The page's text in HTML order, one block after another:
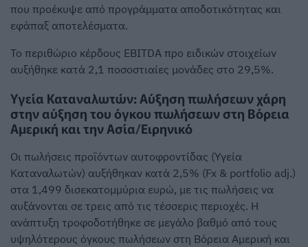
που προέκυψε από προγράμματα αποδοτικότητας και
εφάπαξ αποτελέσματα.
Το περιθώριο κέρδους EBITDA προ ειδικών στοιχείων
αυξήθηκε κατά 2,1 ποσοστιαίες μονάδες στο 29,5%.
Υγεία Καταναλωτών: Αύξηση πωλήσεων χάρη
στην αύξηση του όγκου πωλήσεων στη Βόρεια
Αμερική και την Ασία/Ειρηνικό
Οι πωλήσεις προϊόντων αυτοφροντίδας (Υγεία
Καταναλωτών) αυξήθηκαν κατά 2,5% (Fx & portfolio adj.)
στα 1,499 δισεκατομμύρια ευρώ, με τις πωλήσεις να
αυξάνονται σε τρεις από τις τέσσερις περιοχές. Η
ανάπτυξη τροφοδοτήθηκε σε μεγάλο βαθμό από τους
υψηλότερους όγκους πωλήσεων στη Βόρεια Αμερική και